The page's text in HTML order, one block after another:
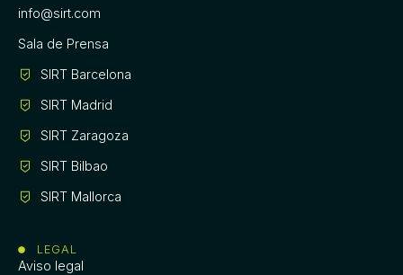
info@sirt.com
Sala de Prensa
SIRT Barcelona
SIRT Madrid
SIRT Zaragoza
SIRT Bilbao
SIRT Mallorca
LEGAL
Aviso legal